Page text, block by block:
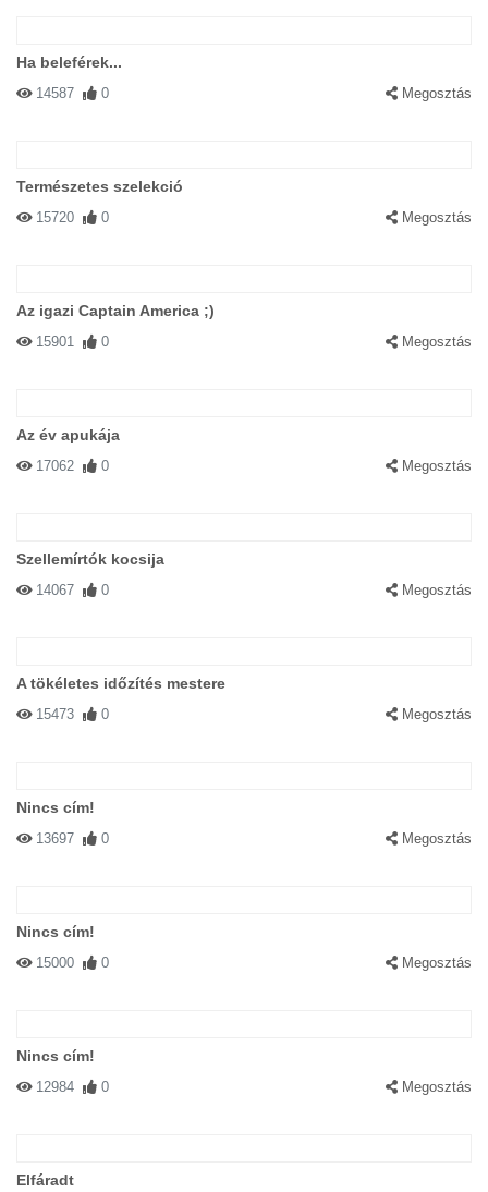
Ha beleférek...
14587 0 Megosztás
Természetes szelekció
15720 0 Megosztás
Az igazi Captain America ;)
15901 0 Megosztás
Az év apukája
17062 0 Megosztás
Szellemírtók kocsija
14067 0 Megosztás
A tökéletes időzítés mestere
15473 0 Megosztás
Nincs cím!
13697 0 Megosztás
Nincs cím!
15000 0 Megosztás
Nincs cím!
12984 0 Megosztás
Elfáradt